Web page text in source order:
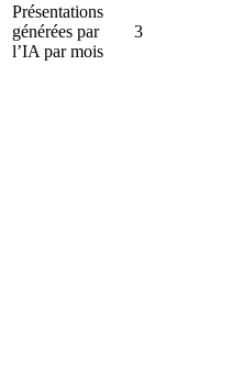
Présentations
générées par
l’IA par mois
3